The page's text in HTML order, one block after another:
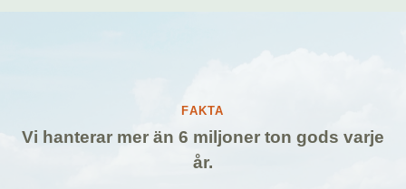
FAKTA
Vi hanterar mer än 6 miljoner ton gods varje
år.